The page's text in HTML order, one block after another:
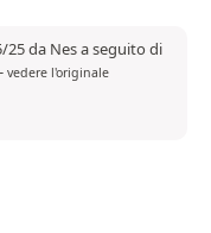
da Nes a seguito di
- vedere l'originale